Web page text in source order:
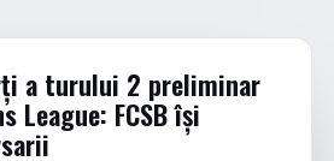
a turului 2 preliminar
League: FCSB își